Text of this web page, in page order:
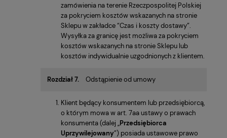
zamówienia na terenie Rzeczpospolitej Polskiej
za pokryciem kosztów wskazanych na stronie
Sklepu w zakładce “Czas i koszty dostawy”.
Wysyłka za granicę jest możliwa za pokryciem
kosztów wskazanych na stronie Sklepu lub
kosztów indywidualnie uzgodnionych z klientem.
Rozdział 7. Odstąpienie od umowy
Klient będący konsumentem lub przedsiębiorcą,
o którym mowa w art. 7aa ustawy o prawach
konsumenta (dalej „Przedsiębiorca
Uprzywilejowany”) posiada ustawowe prawo